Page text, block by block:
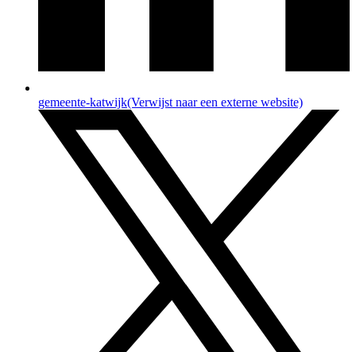
gemeente-katwijk(Verwijst naar een externe website)